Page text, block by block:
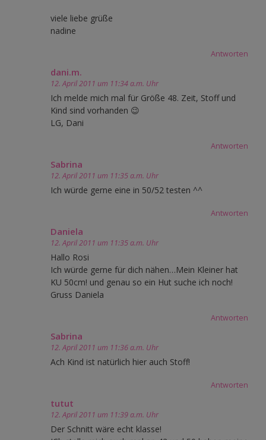
viele liebe grüße
nadine
Antworten
dani.m.
12. April 2011 um 11:34 a.m. Uhr
Ich melde mich mal für Größe 48. Zeit, Stoff und
Kind sind vorhanden 😉
LG, Dani
Antworten
Sabrina
12. April 2011 um 11:35 a.m. Uhr
Ich würde gerne eine in 50/52 testen ^^
Antworten
Daniela
12. April 2011 um 11:35 a.m. Uhr
Hallo Rosi
Ich würde gerne für dich nähen…Mein Kleiner hat
KU 50cm! und genau so ein Hut suche ich noch!
Gruss Daniela
Antworten
Sabrina
12. April 2011 um 11:36 a.m. Uhr
Ach Kind ist natürlich hier auch Stoff!
Antworten
tutut
12. April 2011 um 11:39 a.m. Uhr
Der Schnitt wäre echt klasse!